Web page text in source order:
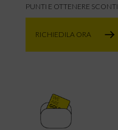
PUNTI E OTTENERE SCONTI.
RICHIEDILA ORA